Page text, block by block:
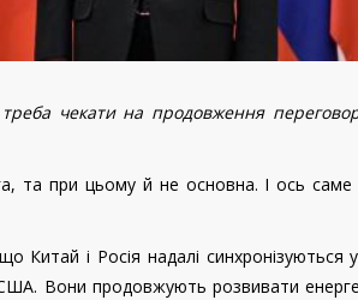
треба чекати на продовження
та при цьому й не основна. І ось саме
і Росія надалі синхронізуються у
Вони продовжують розвивати